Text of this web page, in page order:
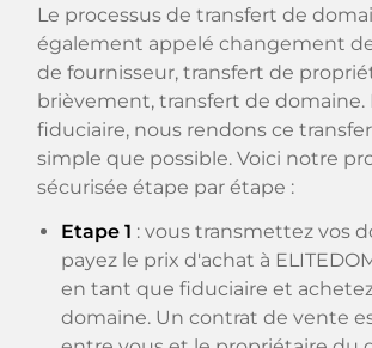
Le processus de transfert de
également appelé changement
de fournisseur, transfert de
brièvement, transfert de domaine.
fiduciaire, nous rendons ce
simple que possible. Voici notre
sécurisée étape par étape :
Etape 1 : vous transmettez vos
payez le prix d'achat à
en tant que fiduciaire et
domaine. Un contrat de vente